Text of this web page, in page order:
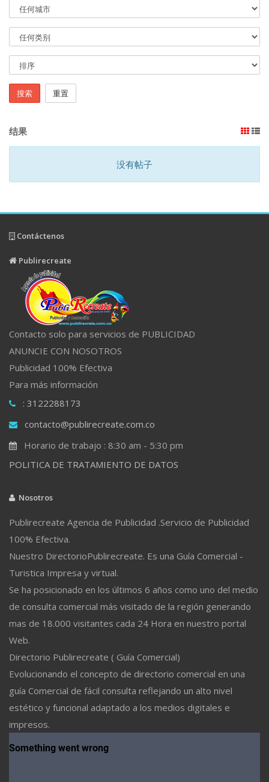
搜索 重置
结果
没有帖子
Contáctenos
Publirecreate
Contacto solo para servicios de PUBLICIDAD
ANUNCIE CON NOSOTROS
Publicidad 100% Efectiva
Para más información
: 3122288173
contacto@publirecreate.com.co
Horario de trabajo : 8:30 am - 5:30 pm
POLITICA DE TRATAMIENTO DE DATOS
Nosotros
Publirecreate Agencia de Publicidad .Servicio de Publicidad
100% Efectiva.
Nuestro DirectorioPublirecreate. Es una Guía Comercial -
Turistica Impresa y virtual.
Se ha posicionado en los últimos 6 años como uno del medio
de consulta comercial más visitado de la región generando
mas de 18.000 visitantes cada 24 Hora en nuestro portal
Web.
Directorio Publirecreate ( Guía Comercial)
Evolucionando el concepto de directorio comercial en una
guía Comercial de fácil consulta reflejando un alto nivel
estético y funcional adaptado a los medios digitales e
impresos.